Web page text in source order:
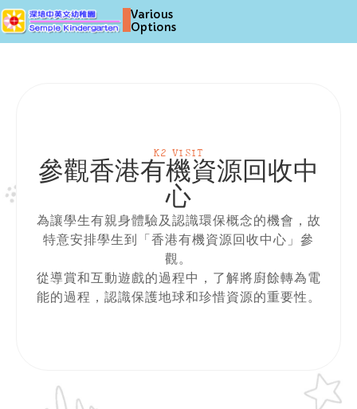
Various
Options
K2 VISIT
參觀香港有機資源回收中
心
為讓學生有親身體驗及認識環保概念的機會，故
特意安排學生到「香港有機資源回收中心」參
觀。
從導賞和互動遊戲的過程中，了解將廚餘轉為電
能的過程，認識保護地球和珍惜資源的重要性。